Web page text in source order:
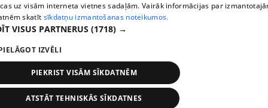
Helio Media
Vortal assistance service: e-mail -
All rights reserved.
uz visām interneta vietnes sadaļām. Vairāk informācijas par
skatīt sīkdatņu izmantošanas noteikumos.
VISUS PARTNERUS (1718) →
IZVĒLI
PIEKRIST VISĀM SĪKDATNĒM
ATSTĀT TEHNISKĀS SĪKDATNES